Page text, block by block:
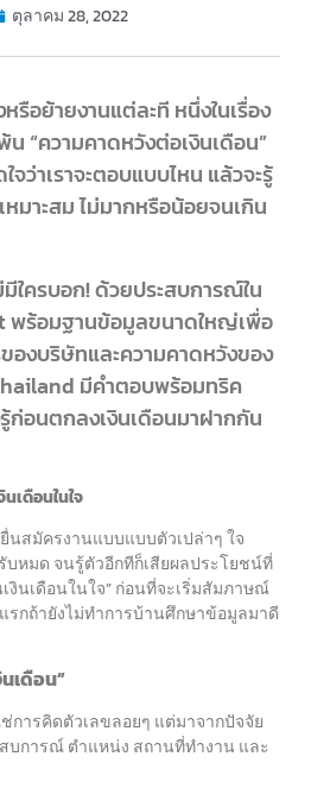
ตุลาคม 28, 2022
รือย้ายงานแต่ละที หนึ่งในเรื่อง
“ความคาดหวังต่อเงินเดือน”
จว่าเราจะตอบแบบไหน แล้วจะรู้
หมาะสม ไม่มากหรือน้อยจนเกิน
มีใครบอก! ด้วยประสบการณ์ใน
พร้อมฐานข้อมูลขนาดใหญ่เพื่อ
องบริษัทและความคาดหวังของ
มีคำตอบพร้อมทริค
ก่อนตกลงเงินเดือนมาฝากกัน
เดือนในใจ
นสมัครงานแบบแบบตัวเปล่าๆ ใจ
บหมด จนรู้ตัวอีกทีก็เสียผลประโยชน์ที่
งินเดือนในใจ” ก่อนที่จะเริ่มสัมภาษณ์
รกถ้ายังไม่ทำการบ้านศึกษาข้อมูลมาดี
เดือน”
การคิดตัวเลขลอยๆ แต่มาจากปัจจัย
บการณ์ ตำแหน่ง สถานที่ทำงาน และ